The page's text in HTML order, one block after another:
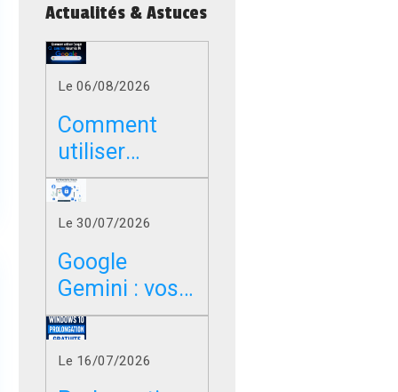
Actualités & Astuces
Le 06/08/2026
Comment
utiliser
Google sans
les résumés
IA dans
Chrome, Edge
et Firefox ?
Le 30/07/2026
Google
Gemini : vos
photos,
vidéos et
messages
Le 16/07/2026